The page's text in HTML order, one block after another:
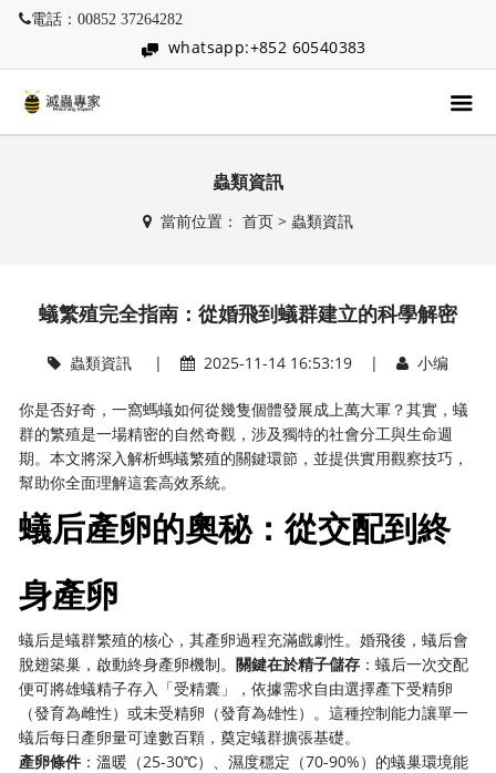
電話：00852 37264282
whatsapp:+852 60540383
蟲類資訊
當前位置： 首页> 蟲類資訊
蟻繁殖完全指南：從婚飛到蟻群建立的科學解密
蟲類資訊| 2025-11-14 16:53:19 | 小编
你是否好奇，一窩螞蟻如何從幾隻個體發展成上萬大軍？其實，蟻
群的繁殖是一場精密的自然奇觀，涉及獨特的社會分工與生命週
期。本文將深入解析螞蟻繁殖的關鍵環節，並提供實用觀察技巧，
幫助你全面理解這套高效系統。
蟻后產卵的奧秘：從交配到終
身產卵
蟻后是蟻群繁殖的核心，其產卵過程充滿戲劇性。婚飛後，蟻后會
脫翅築巢，啟動終身產卵機制。關鍵在於精子儲存 ：蟻后一次交配
便可將雄蟻精子存入「受精囊」，依據需求自由選擇產下受精卵
（發育為雌性）或未受精卵（發育為雄性）。這種控制能力讓單一
蟻后每日產卵量可達數百顆，奠定蟻群擴張基礎。
產卵條件 ：溫暖（25-30℃）、濕度穩定（70-90%）的蟻巢環境能